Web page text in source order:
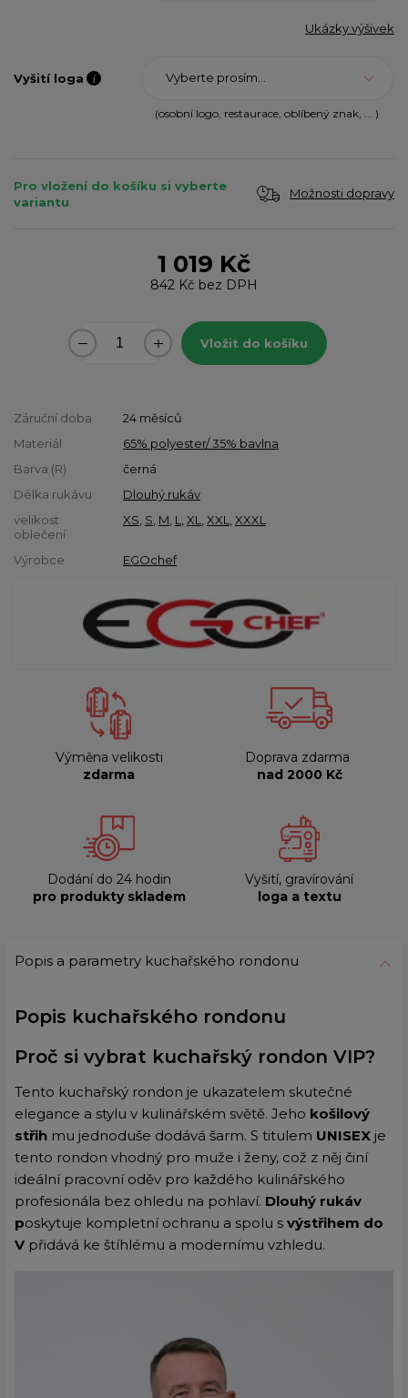
Ukázky výšivek
Vyšití loga Vyberte prosím...
(osobní logo, restaurace, oblíbený znak, ... )
Pro vložení do košíku si vyberte
variantu
Možnosti dopravy
1 019 Kč
842 Kč bez DPH
Vložit do košíku
Záruční doba
24 měsíců
Materiál
65% polyester/ 35% bavlna
Barva (R)
černá
Délka rukávu
Dlouhý rukáv
velikost
oblečení
XS S M L XL XXL XXXL
Výrobce EGOchef
Výměna velikosti
zdarma
Doprava zdarma
nad 2000 Kč
Dodání do 24 hodin
pro produkty skladem
Vyšití, gravírování
loga a textu
Popis a parametry kuchařského rondonu
Popis kuchařského rondonu
Proč si vybrat kuchařský rondon VIP?
Tento kuchařský rondon je ukazatelem skutečné
elegance a stylu v kulinářském světě. Jeho košilový
střih mu jednoduše dodává šarm. S titulem UNISEX je
tento rondon vhodný pro muže i ženy, což z něj činí
ideální pracovní oděv pro každého kulinářského
profesionála bez ohledu na pohlaví. Dlouhý rukáv
poskytuje kompletní ochranu a spolu s výstřihem do
V přidává ke štíhlému a modernímu vzhledu.